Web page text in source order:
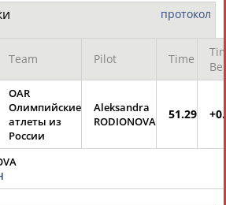
РЕКЛАМА
совместной деятельностиinform@infosport.ru
996
протокол
Team Pilot Time
OAR
Олимпийские
атлеты из
России
Aleksandra
RODIONOVA
51.29